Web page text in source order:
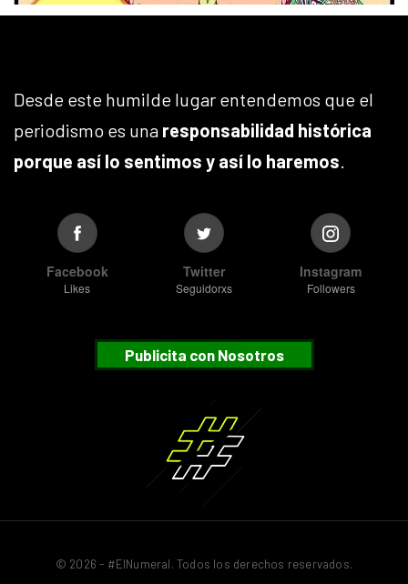
Desde este humilde lugar entendemos que el
periodismo es una responsabilidad histórica
porque así lo sentimos y así lo haremos.
Facebook
Likes
Twitter
Seguidorxs
Instagram
Followers
Publicita con Nosotros
© 2026 - #ElNumeral. Todos los derechos reservados.